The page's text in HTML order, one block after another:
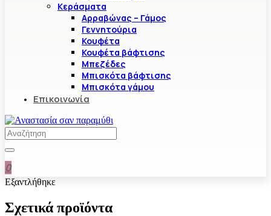
Κεράσματα
Αρραβώνας – Γάμος
Γεννητούρια
Κουφέτα
Κουφέτα βάφτισης
Μπεζέδες
Μπισκότα βάφτισης
Μπισκότα γάμου
Επικοινωνία
0
Εξαντλήθηκε
Σχετικά προϊόντα